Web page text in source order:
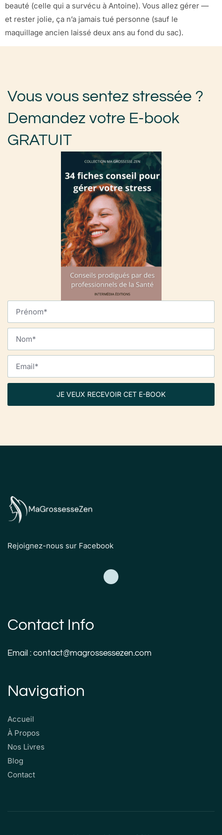
beauté (celle qui a survécu à Antoine). Vous allez gérer —
et rester jolie, ça n’a jamais tué personne (sauf le
maquillage ancien laissé deux ans au fond du sac).
Vous vous sentez stressée ?
Demandez votre E-book
GRATUIT
JE VEUX RECEVOIR CET E-BOOK
Rejoignez-nous sur Facebook
Contact Info
Email : contact@magrossessezen.com
Navigation
Accueil
À Propos
Nos Livres
Blog
Contact